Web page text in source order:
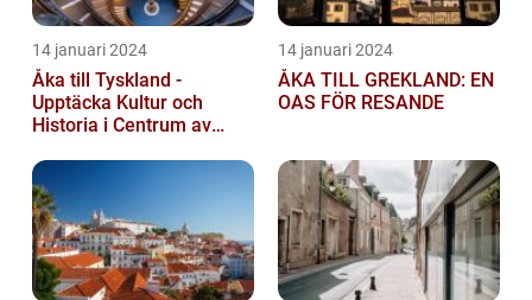
14 januari 2024
Åka till Tyskland -
Upptäcka Kultur och
Historia i Centrum av
14 januari 2024
ÅKA TILL GREKLAND: EN
OAS FÖR RESANDE